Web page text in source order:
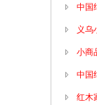
中国
义乌
小商
中国
红木